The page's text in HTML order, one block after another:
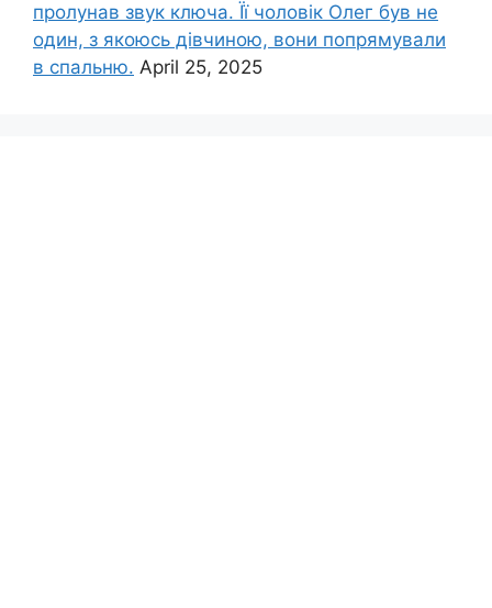
пролунав звук ключа. Її чоловік Олег був не
один, з якоюсь дівчиною, вони попрямували
в спальню. April 25, 2025